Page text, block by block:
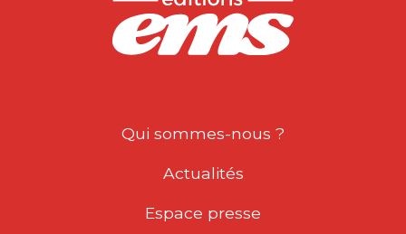
Qui sommes-nous ?
Actualités
Espace presse